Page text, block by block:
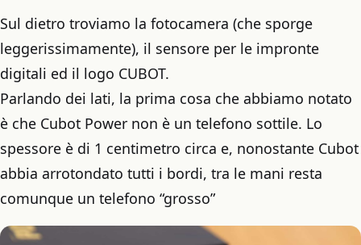
Sul dietro troviamo la fotocamera (che sporge
leggerissimamente), il sensore per le impronte
digitali ed il logo CUBOT.
Parlando dei lati, la prima cosa che abbiamo notato
è che Cubot Power non è un telefono sottile. Lo
spessore è di 1 centimetro circa e, nonostante Cubot
abbia arrotondato tutti i bordi, tra le mani resta
comunque un telefono “grosso”